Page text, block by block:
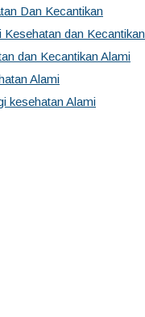
Dan Kecantikan
dan Kecantikan
dan Kecantikan Alami
Alami
kesehatan Alami